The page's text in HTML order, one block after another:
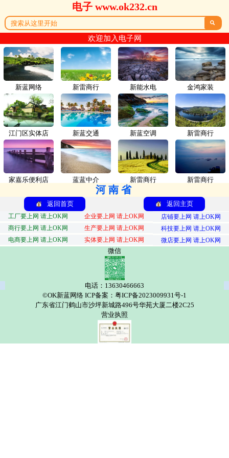
电子 www.ok232.cn

欢迎加入电子网
新蓝网络 新雷商行
江门区实体店 新蓝交通
家嘉乐便利店 蓝蓝中介
新能水电 金鸿家装
新蓝空调 新雷商行
新雷商行 新雷商行
河南省
返回首页 返回主页
工厂要上网 请上OK网 企业要上网 请上OK网
店铺要上网 请上OK网
商行要上网 请上OK网
生产要上网 请上OK网
科技要上网 请上OK网
电商要上网 请上OK网
实体要上网 请上OK网 微店要上网 请上OK网
微信
电话：13630466663
©OK新蓝网络 ICP备案：粤ICP备2023009931号-1
广东省江门鹤山市沙坪新城路496号华苑大厦二楼2C25
营业执照